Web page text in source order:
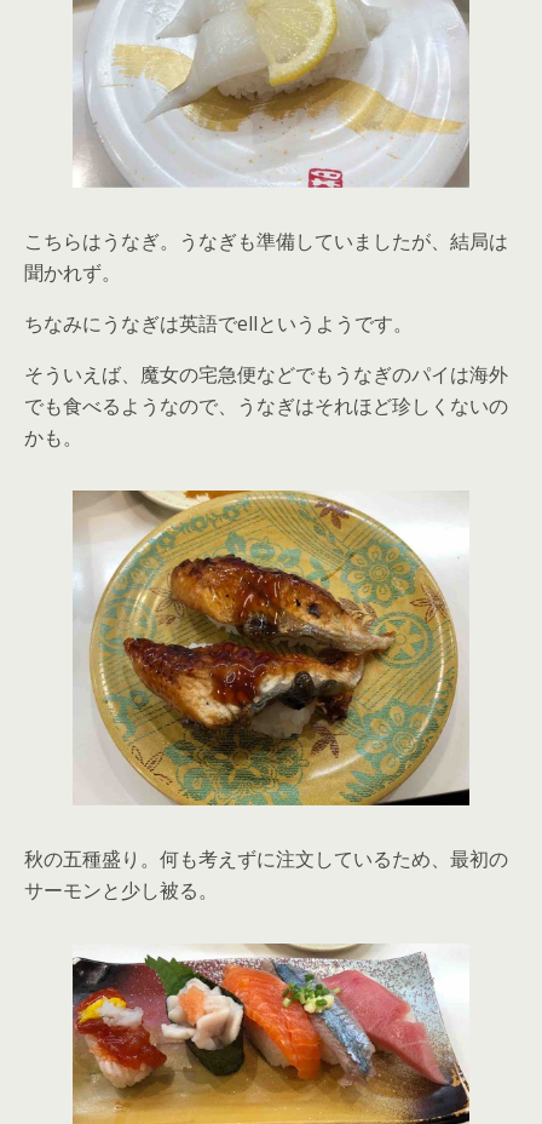
こちらはうなぎ。うなぎも準備していましたが、結局は
聞かれず。
ちなみにうなぎは英語でellというようです。
そういえば、魔女の宅急便などでもうなぎのパイは海外
でも食べるようなので、うなぎはそれほど珍しくないの
かも。
秋の五種盛り。何も考えずに注文しているため、最初の
サーモンと少し被る。